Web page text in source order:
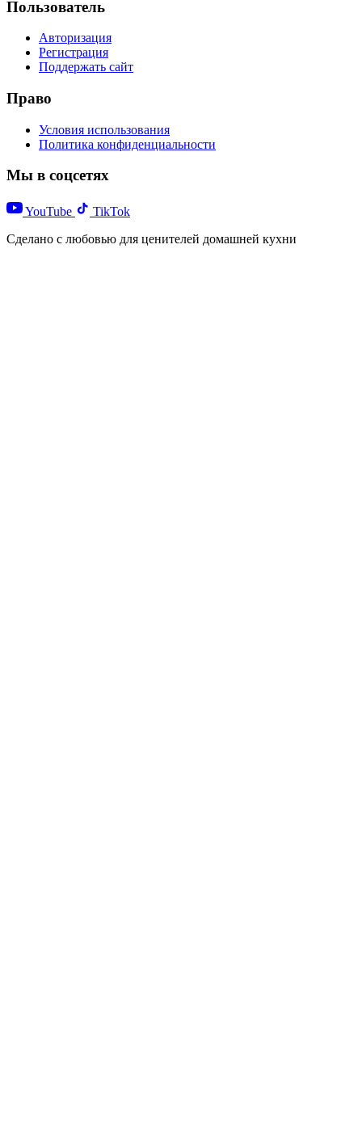
Пользователь
Авторизация
Регистрация
Поддержать сайт
Право
Условия использования
Политика конфиденциальности
Мы в соцсетях
YouTube
TikTok
Сделано с любовью для ценителей домашней кухни